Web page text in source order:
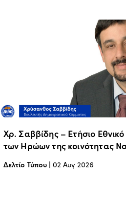
Χρ. Σαββίδης – Ετήσιο
των Ηρώων της κοινότητας
Δελτίο Τύπου| 02 Αυγ 2026